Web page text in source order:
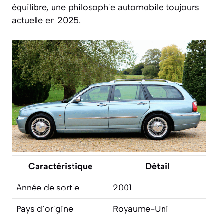
équilibre, une philosophie automobile toujours
actuelle en 2025.
Caractéristique
Détail
Année de sortie
2001
Pays d’origine
Royaume-Uni